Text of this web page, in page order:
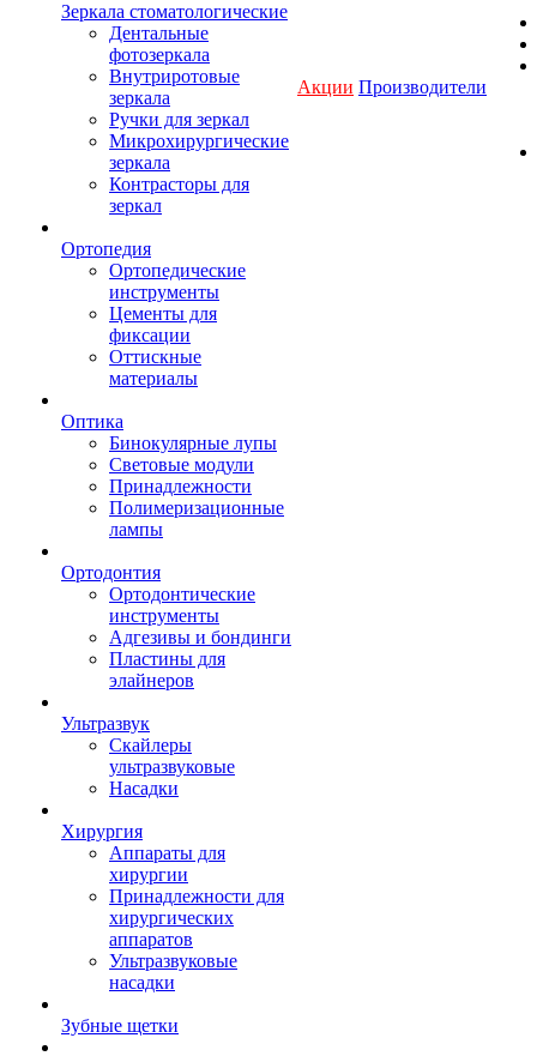
Зеркала стоматологические
Дентальные
фотозеркала
Внутриротовые
зеркала
Ручки для зеркал
Микрохирургические
зеркала
Контрасторы для
зеркал
Ортопедия
Ортопедические
инструменты
Цементы для
фиксации
Оттискные
материалы
Оптика
Бинокулярные лупы
Световые модули
Принадлежности
Полимеризационные
лампы
Ортодонтия
Ортодонтические
инструменты
Адгезивы и бондинги
Пластины для
элайнеров
Ультразвук
Скайлеры
ультразвуковые
Насадки
Хирургия
Аппараты для
хирургии
Принадлежности для
хирургических
аппаратов
Ультразвуковые
насадки
Зубные щетки
Акции Производители